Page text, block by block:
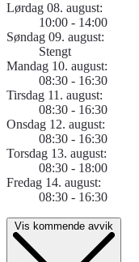
Lørdag 08. august:
10:00 - 14:00
Søndag 09. august:
Stengt
Mandag 10. august:
08:30 - 16:30
Tirsdag 11. august:
08:30 - 16:30
Onsdag 12. august:
08:30 - 16:30
Torsdag 13. august:
08:30 - 18:00
Fredag 14. august:
08:30 - 16:30
Vis kommende avvik